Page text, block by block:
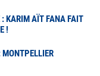
: KARIM AÏT FANA FAIT
!
MONTPELLIER